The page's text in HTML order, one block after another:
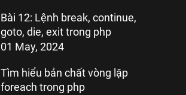
Bài 12: Lệnh break, continue,
goto, die, exit trong php
01 May, 2024
Tìm hiểu bản chất vòng lặp
foreach trong php